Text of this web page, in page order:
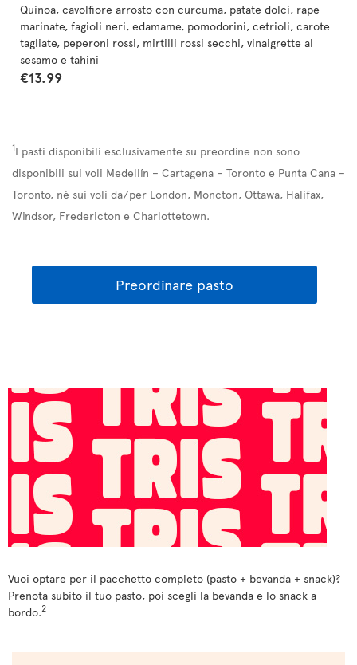
Quinoa, cavolfiore arrosto con curcuma, patate dolci, rape
marinate, fagioli neri, edamame, pomodorini, cetrioli, carote
tagliate, peperoni rossi, mirtilli rossi secchi, vinaigrette al
sesamo e tahini
€13.99
1I pasti disponibili esclusivamente su preordine non sono
disponibili sui voli Medellín – Cartagena – Toronto e Punta Cana –
Toronto, né sui voli da/per London, Moncton, Ottawa, Halifax,
Windsor, Fredericton e Charlottetown.
Preordinare pasto
Vuoi optare per il pacchetto completo (pasto + bevanda + snack)?
Prenota subito il tuo pasto, poi scegli la bevanda e lo snack a
bordo.2